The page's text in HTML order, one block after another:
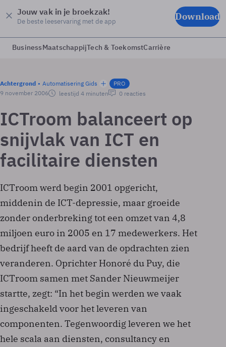
Jouw vak in je broekzak!
De beste leeservaring met de app Download
BusinessMaatschappijTech & ToekomstCarrière
Achtergrond Automatisering Gids
PRO
9 november 2006
leestijd 4 minuten 0 reacties
ICTroom balanceert op
snijvlak van ICT en
facilitaire diensten
ICTroom werd begin 2001 opgericht,
middenin de ICT-depressie, maar groeide
zonder onderbreking tot een omzet van 4,8
miljoen euro in 2005 en 17 medewerkers. Het
bedrijf heeft de aard van de opdrachten zien
veranderen. Oprichter Honoré du Puy, die
ICTroom samen met Sander Nieuwmeijer
startte, zegt: “In het begin werden we vaak
ingeschakeld voor het leveren van
componenten. Tegenwoordig leveren we het
hele scala aan diensten, consultancy en